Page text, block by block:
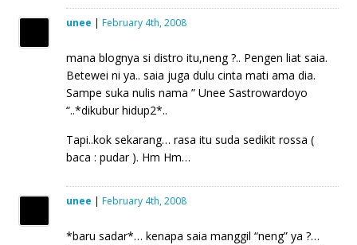
unee | February 4th, 2008
mana blognya si distro itu,neng ?.. Pengen liat saia.
Betewei ni ya.. saia juga dulu cinta mati ama dia.
Sampe suka nulis nama ” Unee Sastrowardoyo
“..*dikubur hidup2*..
Tapi..kok sekarang… rasa itu suda sedikit rossa (
baca : pudar ). Hm Hm…
unee | February 4th, 2008
*baru sadar*… kenapa saia manggil “neng” ya ?…